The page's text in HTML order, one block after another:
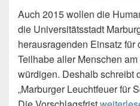
Auch 2015 wollen die
die Universitätsstadt
herausragenden Einsatz
Teilhabe aller Menschen
würdigen. Deshalb schreibt
„Marburger Leuchtfeuer für